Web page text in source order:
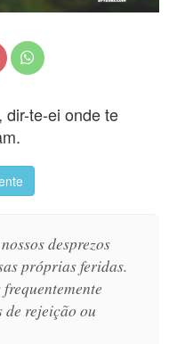
dir-te-ei onde te
desprezos
próprias feridas.
de rejeição ou